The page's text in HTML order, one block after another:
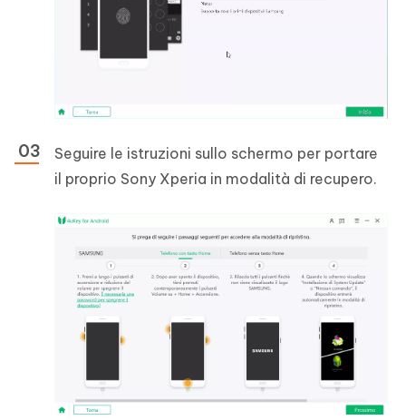
Seguire le istruzioni sullo schermo per portare
il proprio Sony Xperia in modalità di recupero.